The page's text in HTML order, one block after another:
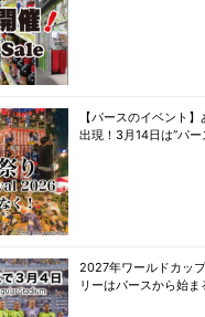
【パースのイベント
出現！3月14日は“パー
2027年ワールドカッ
リーはパースから始ま